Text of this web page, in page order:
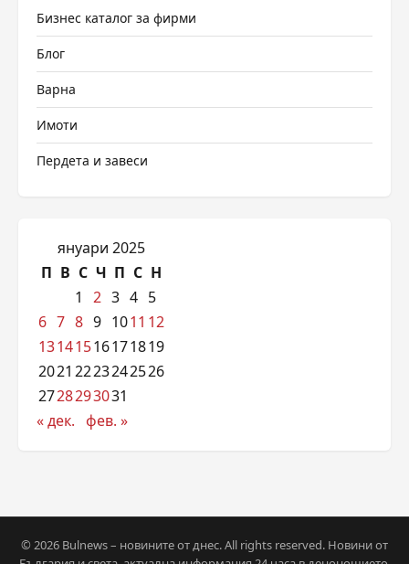
Бизнес каталог за фирми
Блог
Варна
Имоти
Пердета и завеси
януари 2025
П В С Ч П С Н
1
2 3 4 5
6 7 8 9 1011 12
13141516171819
2021 2223242526
2728293031
« дек. фев. »
© 2026 Bulnews – новините от днес. All rights reserved. Новини от